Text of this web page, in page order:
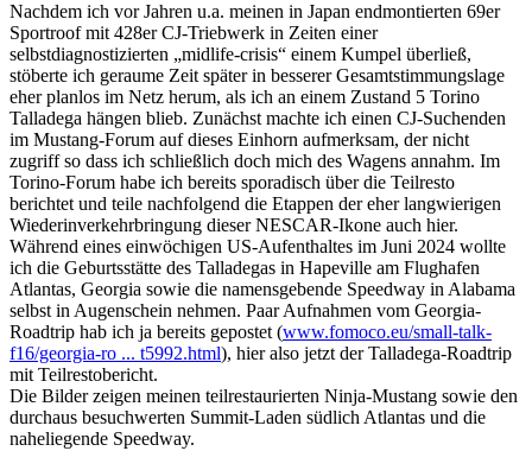
Nachdem ich vor Jahren u.a. meinen in Japan endmontierten 69er
Sportroof mit 428er CJ-Triebwerk in Zeiten einer
selbstdiagnostizierten „midlife-crisis“ einem Kumpel überließ,
stöberte ich geraume Zeit später in besserer Gesamtstimmungslage
eher planlos im Netz herum, als ich an einem Zustand 5 Torino
Talladega hängen blieb. Zunächst machte ich einen CJ-Suchenden
im Mustang-Forum auf dieses Einhorn aufmerksam, der nicht
zugriff so dass ich schließlich doch mich des Wagens annahm. Im
Torino-Forum habe ich bereits sporadisch über die Teilresto
berichtet und teile nachfolgend die Etappen der eher langwierigen
Wiederinverkehrbringung dieser NESCAR-Ikone auch hier.
Während eines einwöchigen US-Aufenthaltes im Juni 2024 wollte
ich die Geburtsstätte des Talladegas in Hapeville am Flughafen
Atlantas, Georgia sowie die namensgebende Speedway in Alabama
selbst in Augenschein nehmen. Paar Aufnahmen vom Georgia-
Roadtrip hab ich ja bereits gepostet (www.fomoco.eu/small-talk-
f16/georgia-ro ... t5992.html), hier also jetzt der Talladega-Roadtrip
mit Teilrestobericht.
Die Bilder zeigen meinen teilrestaurierten Ninja-Mustang sowie den
durchaus besuchwerten Summit-Laden südlich Atlantas und die
naheliegende Speedway.